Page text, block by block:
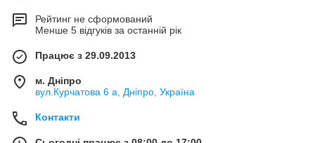
Рейтинг не сформований
Менше 5 відгуків за останній рік
Працює з 29.09.2013
м. Дніпро
вул.Курчатова 6 а, Дніпро, Україна
Контакти